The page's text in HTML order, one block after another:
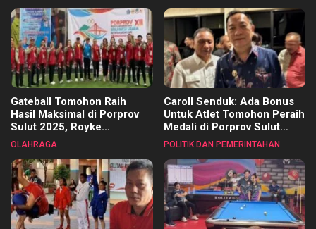
Gateball Tomohon Raih
Hasil Maksimal di Porprov
Sulut 2025, Royke
Tangkawarouw Ucapkan
OLAHRAGA
Caroll Senduk: Ada Bonus
Untuk Atlet Tomohon Peraih
Medali di Porprov Sulut
2025
POLITIK DAN PEMERINTAHAN